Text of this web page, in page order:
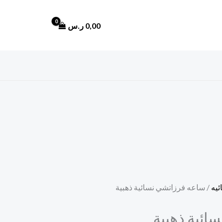
0,00 ر.س
/ ساعه فرزاتشي نسائية ذهبية
ذهبية